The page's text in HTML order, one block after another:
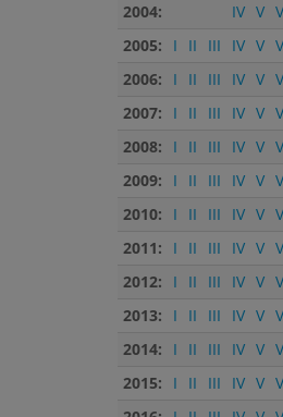
2004: IV V
2005:
I II III IV V
2006:
I II III IV V
2007:
I II III IV V
2008:
I II III IV V
2009:
I II III IV V
2010:
I II III IV V
2011:
I II III IV V
2012:
I II III IV V
2013:
I II III IV V
2014:
I II III IV V
2015:
I II III IV V